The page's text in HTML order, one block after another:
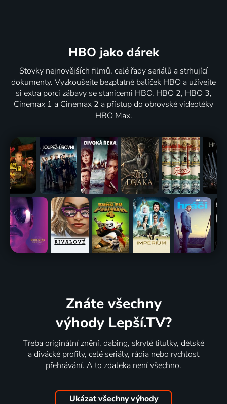
HBO jako dárek
Stovky nejnovějších filmů, celé řady seriálů a strhující
dokumenty. Vyzkoušejte bezplatně balíček HBO a užívejte
si extra porci zábavy se stanicemi HBO, HBO 2, HBO 3,
Cinemax 1 a Cinemax 2 a přístup do obrovské videotéky
HBO Max.
Znáte všechny
výhody Lepší.TV?
Třeba originální znění, dabing, skryté titulky, dětské
a divácké profily, celé seriály, rádia nebo rychlost
přehrávání. A to zdaleka není všechno.
Ukázat všechny výhody